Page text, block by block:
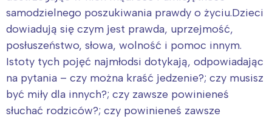
samodzielnego poszukiwania prawdy o życiu.Dzieci
dowiadują się czym jest prawda, uprzejmość,
posłuszeństwo, słowa, wolność i pomoc innym.
Istoty tych pojęć najmłodsi dotykają, odpowiadając
na pytania – czy można kraść jedzenie?; czy musisz
być miły dla innych?; czy zawsze powinieneś
słuchać rodziców?; czy powinieneś zawsze